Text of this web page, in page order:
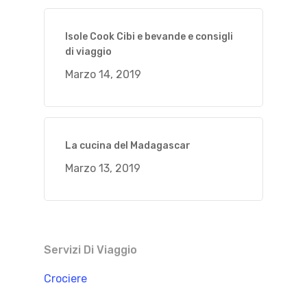
Isole Cook Cibi e bevande e consigli
di viaggio
Marzo 14, 2019
La cucina del Madagascar
Marzo 13, 2019
Servizi Di Viaggio
Crociere